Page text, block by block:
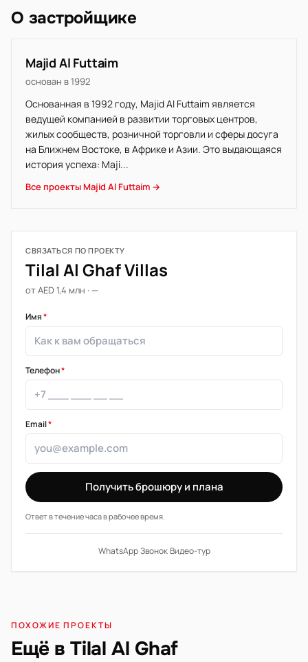
О застройщике
Majid Al Futtaim
основан в 1992
Основанная в 1992 году, Majid Al Futtaim является
ведущей компанией в развитии торговых центров,
жилых сообществ, розничной торговли и сферы досуга
на Ближнем Востоке, в Африке и Азии. Это выдающаяся
история успеха: Maji...
Все проекты Majid Al Futtaim →
СВЯЗАТЬСЯ ПО ПРОЕКТУ
Tilal Al Ghaf Villas
от AED 1,4 млн · —
Имя*
Телефон*
Email*
Получить брошюру и плана
Ответ в течение часа в рабочее время.
WhatsApp·Звонок·Видео-тур
ПОХОЖИЕ ПРОЕКТЫ
Ещё в Tilal Al Ghaf